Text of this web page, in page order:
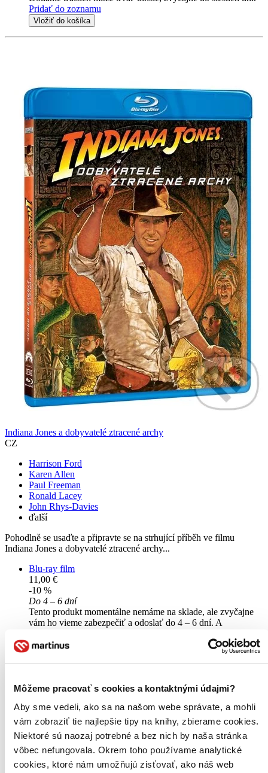
Môžeme pracovať s cookies a kontaktnými údajmi?
Aby sme vedeli, ako sa na našom webe správate, a mohli
vám zobraziť tie najlepšie tipy na knihy, zbierame cookies.
Niektoré sú naozaj potrebné a bez nich by naša stránka
vôbec nefungovala. Okrem toho používame analytické
cookies, ktoré nám umožňujú zisťovať, ako náš web
Pridať do zoznamu
Vložiť do košíka
Indiana Jones a dobyvatelé ztracené archy
CZ
Harrison Ford
Karen Allen
Paul Freeman
Ronald Lacey
John Rhys-Davies
ďalší
Pohodlně se usaďte a připravte se na strhující příběh ve filmu
Indiana Jones a dobyvatelé ztracené archy...
Blu-ray film
11,00 €
-10 %
Do 4 – 6 dní
Tento produkt momentálne nemáme na sklade, ale zvyčajne
vám ho vieme zabezpečiť a odoslať do 4 – 6 dní. A
Pridať do zoznamu